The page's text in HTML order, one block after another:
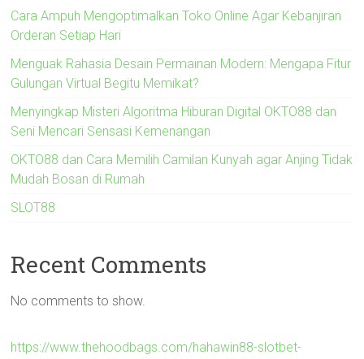
Cara Ampuh Mengoptimalkan Toko Online Agar Kebanjiran
Orderan Setiap Hari
Menguak Rahasia Desain Permainan Modern: Mengapa Fitur
Gulungan Virtual Begitu Memikat?
Menyingkap Misteri Algoritma Hiburan Digital OKTO88 dan
Seni Mencari Sensasi Kemenangan
OKTO88 dan Cara Memilih Camilan Kunyah agar Anjing Tidak
Mudah Bosan di Rumah
SLOT88
Recent Comments
No comments to show.
https://www.thehoodbags.com/hahawin88-slotbet-